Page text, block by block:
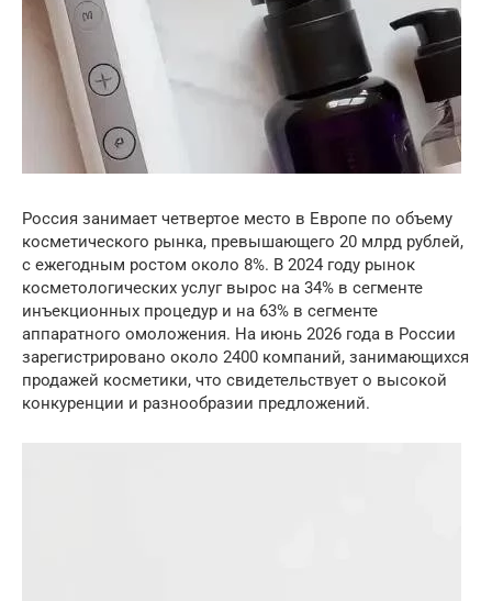
Россия занимает четвертое место в Европе по объему
косметического рынка, превышающего 20 млрд рублей,
с ежегодным ростом около 8%. В 2024 году рынок
косметологических услуг вырос на 34% в сегменте
инъекционных процедур и на 63% в сегменте
аппаратного омоложения. На июнь 2026 года в России
зарегистрировано около 2400 компаний, занимающихся
продажей косметики, что свидетельствует о высокой
конкуренции и разнообразии предложений.